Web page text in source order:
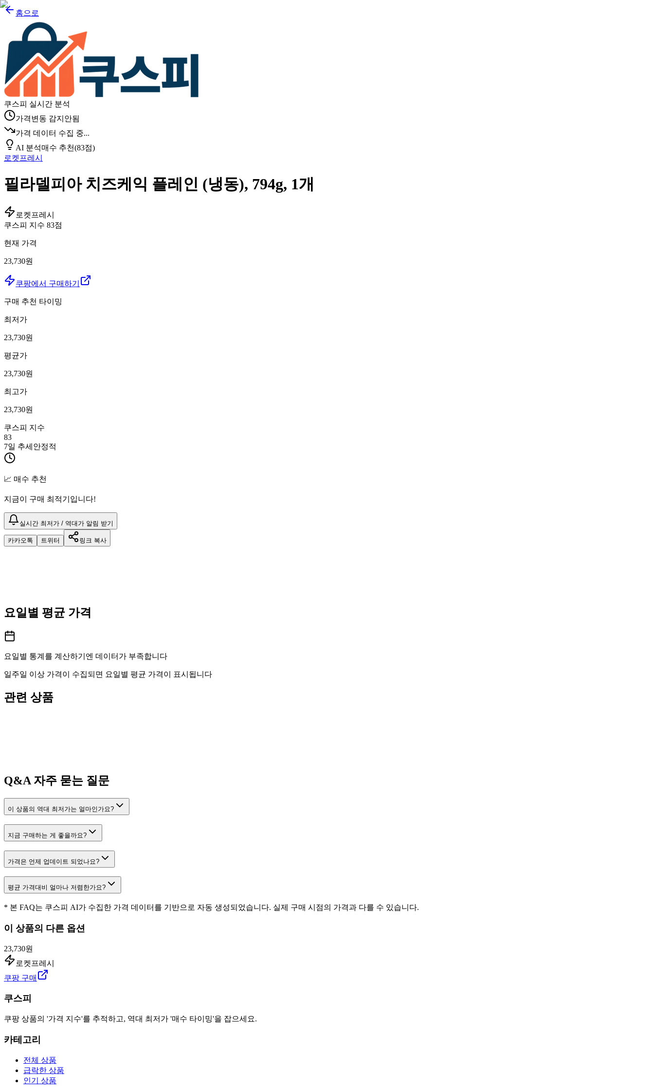
홈으로
쿠스피 실시간 분석
가격변동 감지안됨
가격 데이터 수집 중...
AI 분석매수 추천(83점)
로켓프레시
필라델피아 치즈케익 플레인 (냉동), 794g, 1개
로켓프레시
쿠스피 지수 83점
현재 가격
23,730원
쿠팡에서 구매하기
구매 추천 타이밍
최저가
23,730원
평균가
23,730원
최고가
23,730원
쿠스피 지수
83
7일 추세 안정적
📈 매수 추천
지금이 구매 최적기입니다!
실시간 최저가 / 역대가 알림 받기
카카오톡 트위터 링크 복사
요일별 평균 가격
요일별 통계를 계산하기엔 데이터가 부족합니다
일주일 이상 가격이 수집되면 요일별 평균 가격이 표시됩니다
관련 상품
Q&A자주 묻는 질문
이 상품의 역대 최저가는 얼마인가요?
지금 구매하는 게 좋을까요?
가격은 언제 업데이트 되었나요?
평균 가격대비 얼마나 저렴한가요?
* 본 FAQ는 쿠스피 AI가 수집한 가격 데이터를 기반으로 자동 생성되었습니다. 실제 구매 시점의 가격과 다를 수 있습니다.
이 상품의 다른 옵션
23,730원
로켓프레시
쿠팡 구매
쿠스피
쿠팡 상품의 '가격 지수'를 추적하고, 역대 최저가 '매수 타이밍'을 잡으세요.
카테고리
전체 상품
급락한 상품
인기 상품